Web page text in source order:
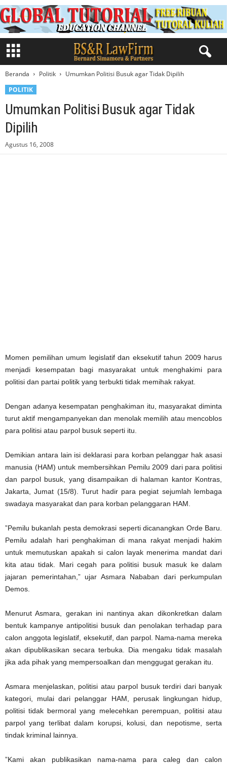
Beranda Politik
Umumkan Politisi Busuk agar Tidak Dipilih
POLITIK
Umumkan Politisi Busuk agar Tidak
Dipilih
Agustus 16, 2008
Momen pemilihan umum legislatif dan eksekutif tahun 2009 harus
menjadi kesempatan bagi masyarakat untuk menghakimi para
politisi dan partai politik yang terbukti tidak memihak rakyat.
Dengan adanya kesempatan penghakiman itu, masyarakat diminta
turut aktif mengampanyekan dan menolak memilih atau mencoblos
para politisi atau parpol busuk seperti itu.
Demikian antara lain isi deklarasi para korban pelanggar hak asasi
manusia (HAM) untuk membersihkan Pemilu 2009 dari para politisi
dan parpol busuk, yang disampaikan di halaman kantor Kontras,
Jakarta, Jumat (15/8). Turut hadir para pegiat sejumlah lembaga
swadaya masyarakat dan para korban pelanggaran HAM.
”Pemilu bukanlah pesta demokrasi seperti dicanangkan Orde Baru.
Pemilu adalah hari penghakiman di mana rakyat menjadi hakim
untuk memutuskan apakah si calon layak menerima mandat dari
kita atau tidak. Mari cegah para politisi busuk masuk ke dalam
jajaran pemerintahan,” ujar Asmara Nababan dari perkumpulan
Demos.
Menurut Asmara, gerakan ini nantinya akan dikonkretkan dalam
bentuk kampanye antipolitisi busuk dan penolakan terhadap para
calon anggota legislatif, eksekutif, dan parpol. Nama-nama mereka
akan dipublikasikan secara terbuka. Dia mengaku tidak masalah
jika ada pihak yang mempersoalkan dan menggugat gerakan itu.
Asmara menjelaskan, politisi atau parpol busuk terdiri dari banyak
kategori, mulai dari pelanggar HAM, perusak lingkungan hidup,
politisi tidak bermoral yang melecehkan perempuan, politisi atau
parpol yang terlibat dalam korupsi, kolusi, dan nepotisme, serta
tindak kriminal lainnya.
”Kami akan publikasikan nama-nama para caleg dan calon